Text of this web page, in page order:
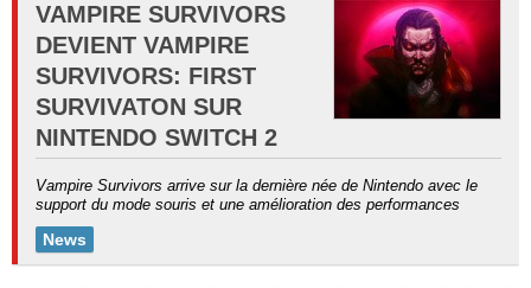
VAMPIRE SURVIVORS
DEVIENT VAMPIRE
SURVIVORS: FIRST
SURVIVATON SUR
NINTENDO SWITCH 2
Vampire Survivors arrive sur la dernière née de Nintendo avec le
support du mode souris et une amélioration des performances
News